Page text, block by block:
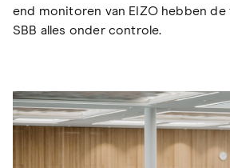
end monitoren van EIZO hebben de
SBB alles onder controle.